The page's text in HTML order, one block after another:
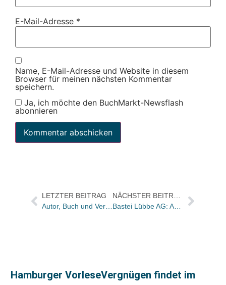
E-Mail-Adresse *
Name, E-Mail-Adresse und Website in diesem
Browser für meinen nächsten Kommentar
speichern.
Ja, ich möchte den BuchMarkt-Newsflash
abonnieren
LETZTER BEITRAG
Autor, Buch und Verlag des Jahres 2013
NÄCHSTER BEITRAG
Bastei Lübbe AG: Anja Bornemann übernimmt Stabsstelle Recht
Hamburger VorleseVergnügen findet im